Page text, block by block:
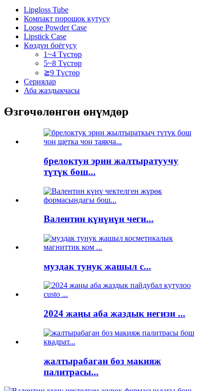
Lipgloss Tube
Компакт порошок кутусу
Loose Powder Case
Lipstick Case
Көздүн боёгусу
1~4 Түстөр
5~8 Түстөр
≧9 Түстөр
Сериялар
Аба жаздыкчасы
Өзгөчөлөнгөн өнүмдөр
брелоктун эрин жалтыратуучу
түтүк бош...
Валентин күнүнүн чеги...
муздак тунук жашыл с...
2024 жаңы аба жаздык негизи ...
жалтырабаган боз макияж
палитрасы...